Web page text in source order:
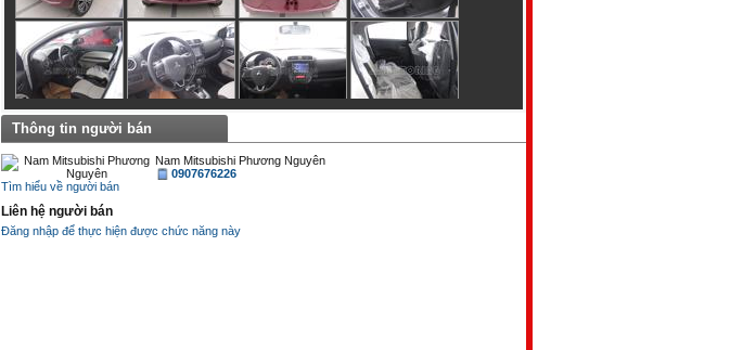
Thông tin người bán
Nam Mitsubishi Phương Nguyên
0907676226
Tìm hiểu về người bán
Liên hệ người bán
Đăng nhập để thực hiện được chức năng này